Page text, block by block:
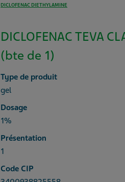
DICLOFENAC DIETHYLAMINE
DICLOFENAC TEVA
(bte de 1)
Type de produit
gel
Dosage
1%
Présentation
1
Code CIP